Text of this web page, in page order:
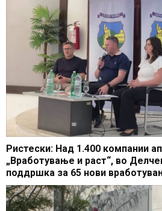
Ристески: Над 1.400 компании
„Вработување и раст“, во
поддршка за 65 нови